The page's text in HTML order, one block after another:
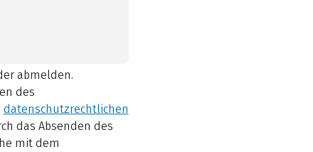
abmelden.
des
datenschutzrechtlichen
das Absenden des
mit dem